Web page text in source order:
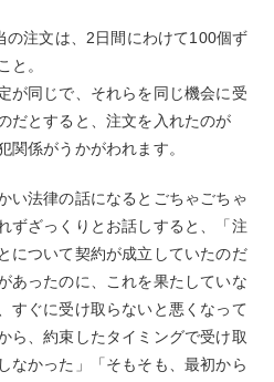
注文は、2日間にわけて100個ず
と。
が同じで、それらを同じ機会に受
だとすると、注文を入れたのが
関係がうかがわれます。
い法律の話になるとごちゃごちゃ
ずざっくりとお話しすると、「注
について契約が成立していたのだ
あったのに、これを果たしていな
すぐに受け取らないと悪くなって
ら、約束したタイミングで受け取
なかった」「そもそも、最初から